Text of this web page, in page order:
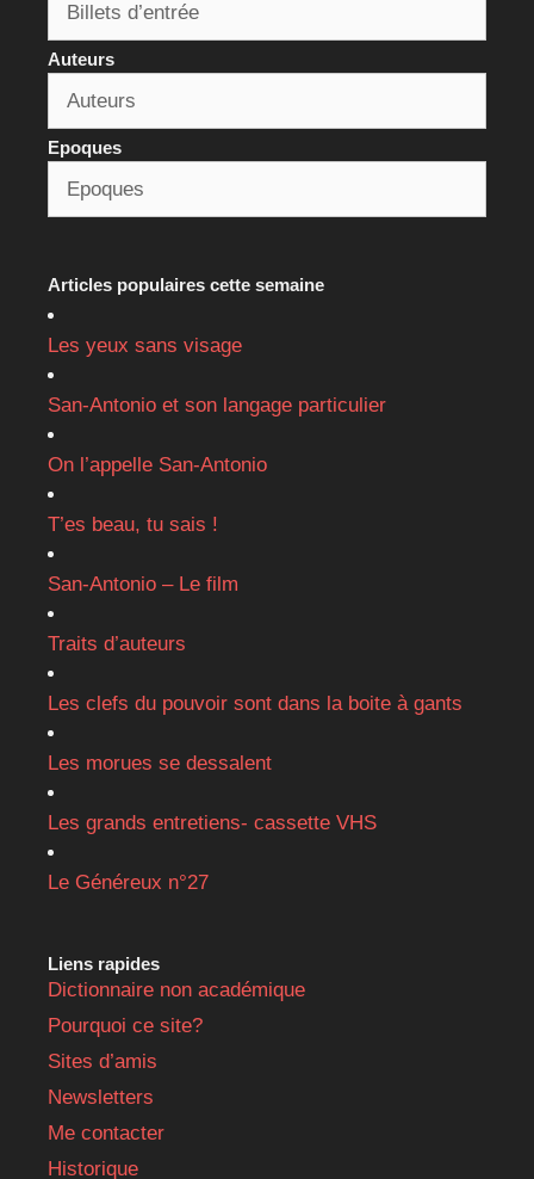
Auteurs
Epoques
Articles populaires cette semaine
Les yeux sans visage
San-Antonio et son langage particulier
On l’appelle San-Antonio
T’es beau, tu sais !
San-Antonio – Le film
Traits d’auteurs
Les clefs du pouvoir sont dans la boite à gants
Les morues se dessalent
Les grands entretiens- cassette VHS
Le Généreux n°27
Liens rapides
Dictionnaire non académique
Pourquoi ce site?
Sites d’amis
Newsletters
Me contacter
Historique